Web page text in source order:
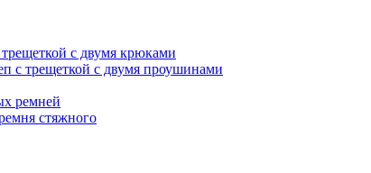
с двумя крюками
с трещеткой с двумя проушинами
ремней
стяжного